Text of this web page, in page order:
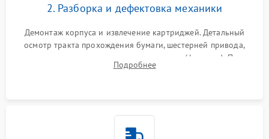
2. Разборка и дефектовка механики
Демонтаж корпуса и извлечение картриджей. Детальный
осмотр тракта прохождения бумаги, шестерней привода,
роликов захвата и узла термозакрепления (фьюзера). Поиск
физического износа и повреждений деталей.
Подробнее